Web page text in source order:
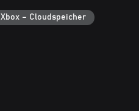
Xbox – Cloudspeicher